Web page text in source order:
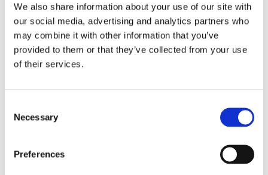
We also share information about your use of our site with
our social media, advertising and analytics partners who
may combine it with other information that you’ve
provided to them or that they’ve collected from your use
of their services.
Selection
Necessary
Preferences
Giornalista Politica e
Parlamentare
Conduttrice Mediaset
Motivazione dei Premiati :
nell’informazione, soprattutto in quei contesti a
Per aver applicato con coerenza le esigenze di